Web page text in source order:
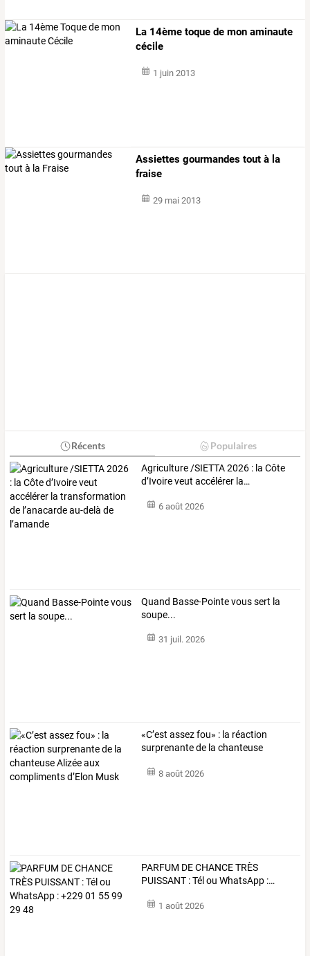
La 14ème toque de mon aminaute
cécile
1 juin 2013
Assiettes gourmandes tout à la
fraise
29 mai 2013
Récents Populaires
Agriculture /SIETTA2026 : la Côte
d’Ivoireveut accélérer la…
6 août 2026
Quand Basse-Pointe vous sert la
soupe...
31 juil. 2026
«C’est assezfou» : la réaction
surprenantede la chanteuse
8 août 2026
PARFUM DECHANCETRÈS
PUISSANT :Tél ou WhatsApp :…
1 août 2026